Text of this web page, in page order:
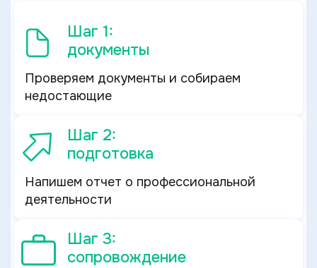
Шаг 1:
документы
Проверяем документы и собираем
недостающие
Шаг 2:
подготовка
Напишем отчет о профессиональной
деятельности
Шаг 3:
сопровождение